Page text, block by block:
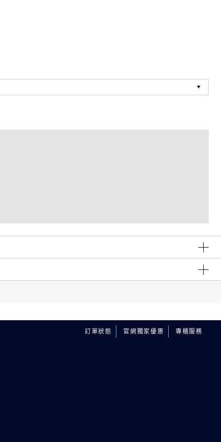
胜肽緊顏科技」， 能有效協同膠原蛋白作用，讓肌膚宛如
緊實、輪廓更緊緻！ 每一天都讓妳親眼見證逆齡奇蹟！
Dimethicone, Glycereth-26, Peg-100 Stearate,
Mimosa Tenuiflora Bark Extract, Hordeum Vulgare
Myristate, Cetearyl Glucoside, Tetradecyl
Glycol, Acrylates/C10-30 Alkyl Acrylate
訂單狀態 官網獨家優惠 專櫃服務